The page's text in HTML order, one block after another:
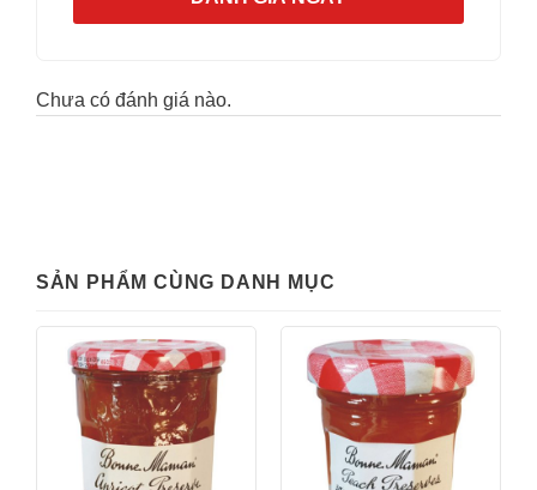
Chưa có đánh giá nào.
SẢN PHẨM CÙNG DANH MỤC